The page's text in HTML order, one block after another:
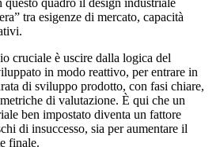
quadro il design industriale
tra esigenze di mercato, capacità
cruciale è uscire dalla logica del
in modo reattivo, per entrare in
di sviluppo prodotto, con fasi chiare,
di valutazione. È qui che un
ben impostato diventa un fattore
di insuccesso, sia per aumentare il
finale.